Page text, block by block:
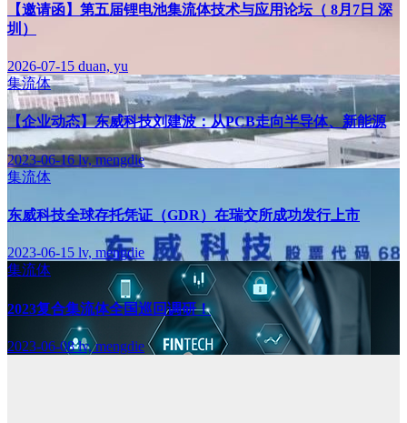
【邀请函】第五届锂电池集流体技术与应用论坛（ 8月7日 深
圳）
2026-07-15 duan, yu
集流体
【企业动态】东威科技刘建波：从PCB走向半导体、新能源
2023-06-16lv, mengdie
集流体
东威科技全球存托凭证（GDR）在瑞交所成功发行上市
2023-06-15 lv, mengdie
集流体
2023复合集流体全国巡回调研！
2023-06-08lv, mengdie